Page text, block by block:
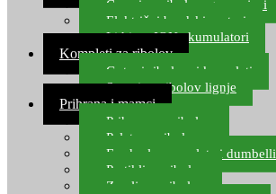
Čamci za ribolov, gumenjaci
Električni brodski motori
Lithium ION akumulatori
Kompleti za ribolov
Gotovi ribolovni kompleti
Setovi za ribolov lignje
Prihrana i mamci
Prihrana za ribolov
Pelete za ribolov
Feeder lovne pelete i dumbelli
Partikli za ribolov
Zemlja za ribolov